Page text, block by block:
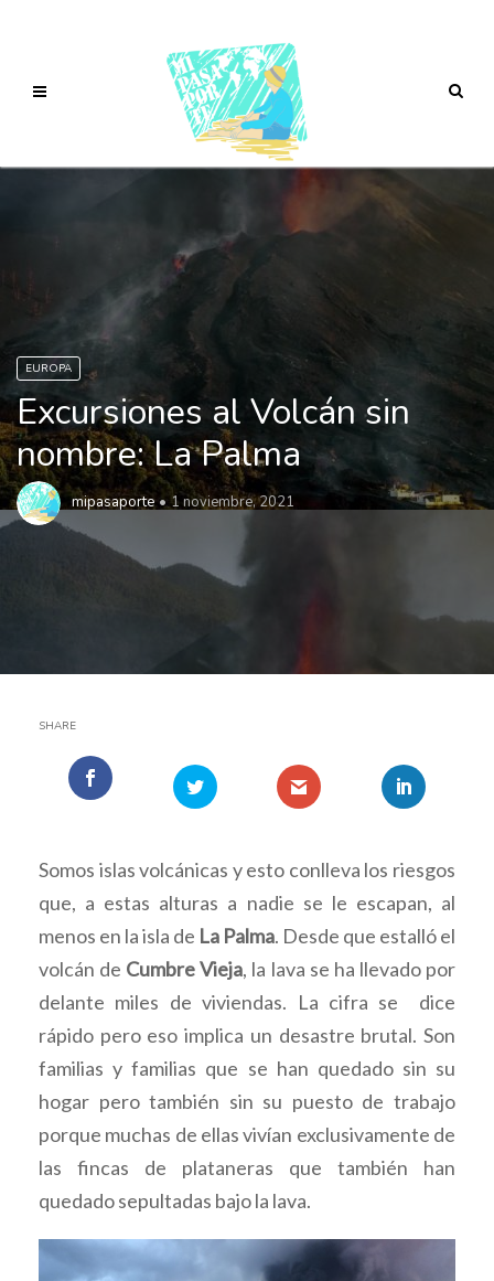
EUROPA
Excursiones al Volcán sin
nombre: La Palma
mipasaporte 1 noviembre, 2021
SHARE
Somos islas volcánicas y esto conlleva los riesgos
que, a estas alturas a nadie se le escapan, al
menos en la isla de La Palma. Desde que estalló el
volcán de Cumbre Vieja, la lava se ha llevado por
delante miles de viviendas. La cifra se dice
rápido pero eso implica un desastre brutal. Son
familias y familias que se han quedado sin su
hogar pero también sin su puesto de trabajo
porque muchas de ellas vivían exclusivamente de
las fincas de plataneras que también han
quedado sepultadas bajo la lava.